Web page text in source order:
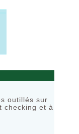
outillés sur
checking et à